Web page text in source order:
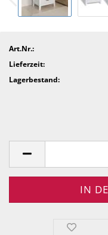
Art.Nr.:
Lieferzeit:
Lagerbestand: